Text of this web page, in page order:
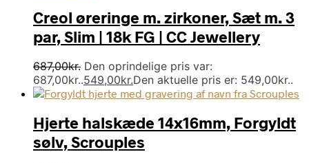
Creol øreringe m. zirkoner, Sæt m. 3
par, Slim | 18k FG | CC Jewellery
687,00kr. Den oprindelige pris var:
687,00kr..549,00kr.Den aktuelle pris er: 549,00kr..
Hjerte halskæde 14x16mm, Forgyldt
sølv, Scrouples